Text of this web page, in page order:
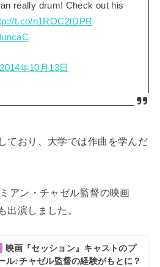
really drum! Check out his
t.co/n1ROC2tDPR
2014年10月13日
ており、大学では作曲を学んだ
アン・チャゼル監督の映画
出演しました。
映画『セッション』キャストのプ
ル♪チャゼル監督の経験がもとに？